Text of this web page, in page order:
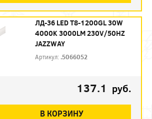
ЛД-36 LED Т8-1200GL 30W
4000K 3000LM 230V/50HZ
JAZZWAY
Артикул: .5066052
137.1 руб.
В КОРЗИНУ